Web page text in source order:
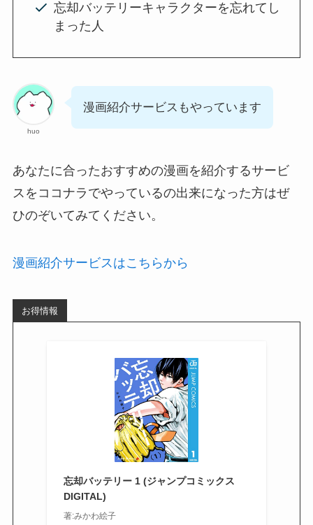
忘却バッテリーキャラクターを忘れてし
まった人
huo
漫画紹介サービスもやっています
あなたに合ったおすすめの漫画を紹介するサービ
スをココナラでやっているの出来になった方はぜ
ひのぞいてみてください。
漫画紹介サービスはこちらから
お得情報
忘却バッテリー 1 (ジャンプコミックス
DIGITAL)
著:みかわ絵子